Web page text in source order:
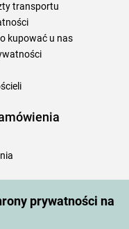
prywatności na
transportu
kupować u nas
recenzji